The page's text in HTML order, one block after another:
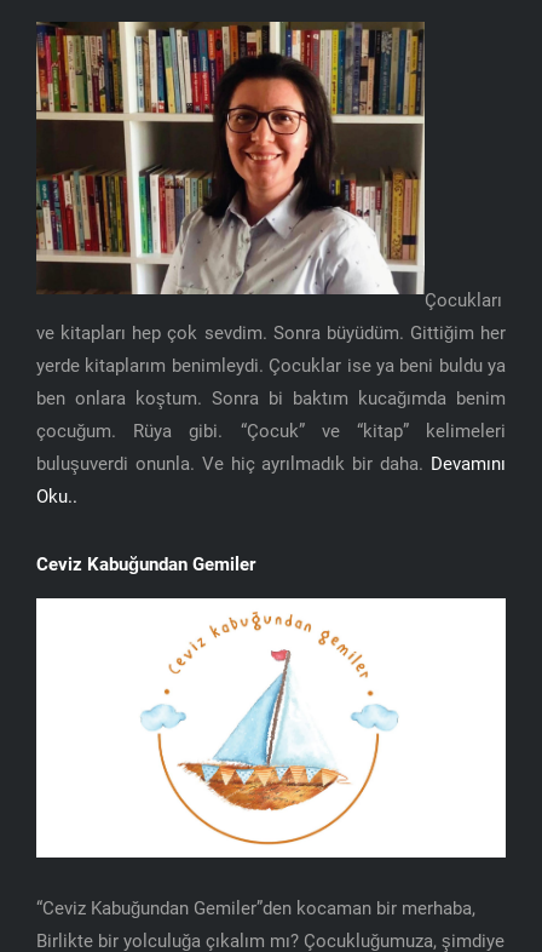
Çocukları
ve kitapları hep çok sevdim. Sonra büyüdüm. Gittiğim her
yerde kitaplarım benimleydi. Çocuklar ise ya beni buldu ya
ben onlara koştum. Sonra bi baktım kucağımda benim
çocuğum. Rüya gibi. “Çocuk” ve “kitap” kelimeleri
buluşuverdi onunla. Ve hiç ayrılmadık bir daha. Devamını
Oku..
Ceviz Kabuğundan Gemiler
“Ceviz Kabuğundan Gemiler”den kocaman bir merhaba,
Birlikte bir yolculuğa çıkalım mı? Çocukluğumuza, şimdiye